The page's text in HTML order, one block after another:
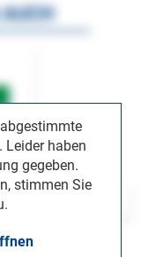
Leider haben
gegeben.
stimmen Sie